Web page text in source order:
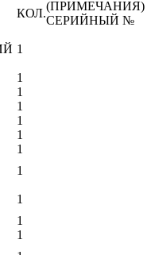
КОЛ.
(ПРИМЕЧАНИЯ)
СЕРИЙНЫЙ №
1
1
1
1
1
1
1
1
1
1
1